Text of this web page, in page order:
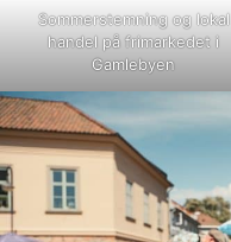
Sommerstemning og lokal
handel på frimarkedet i
Gamlebyen